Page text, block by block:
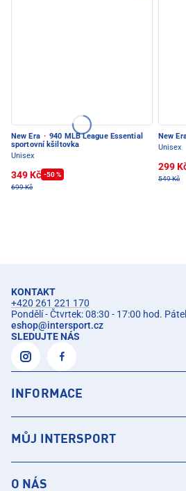
New Era · 940 MLB League Essential
sportovní kšiltovka
Unisex
349 Kč -50 %
699 Kč
New
Unisex
299
549 Kč
KONTAKT
+420 261 221 170
Pondělí - Čtvrtek: 08:30 - 17:00 hod.
eshop@intersport.cz
SLEDUJTE NÁS
INFORMACE
MŮJ INTERSPORT
O NÁS